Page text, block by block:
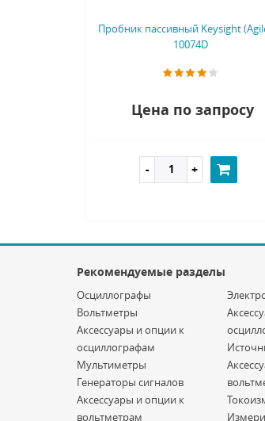
Пробник пассивный Keysight
10074D
Цена по запросу
Рекомендуемые разделы
Осциллографы
Вольтметры
Аксессуары и опции к
осциллографам
Мультиметры
Генераторы сигналов
Аксессуары и опции к
вольтметрам